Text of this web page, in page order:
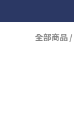
全部商品 /